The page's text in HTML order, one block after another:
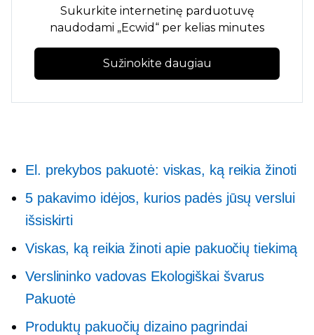
Sukurkite internetinę parduotuvę
naudodami „Ecwid“ per kelias minutes
Sužinokite daugiau
El. prekybos pakuotė: viskas, ką reikia žinoti
5 pakavimo idėjos, kurios padės jūsų verslui
išsiskirti
Viskas, ką reikia žinoti apie pakuočių tiekimą
Verslininko vadovas Ekologiškai švarus
Pakuotė
Produktų pakuočių dizaino pagrindai